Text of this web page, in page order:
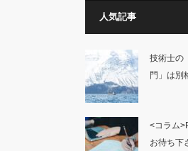
人気記事
技術士の
門」は別
<コラム
お待ち下